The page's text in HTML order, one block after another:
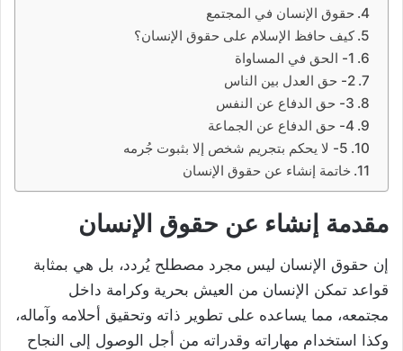
حقوق الإنسان في المجتمع
كيف حافظ الإسلام على حقوق الإنسان؟
1- الحق في المساواة
2- حق العدل بين الناس
3- حق الدفاع عن النفس
4- حق الدفاع عن الجماعة
5- لا يحكم بتجريم شخص إلا بثبوت جُرمه
خاتمة إنشاء عن حقوق الإنسان
مقدمة إنشاء عن حقوق الإنسان
إن حقوق الإنسان ليس مجرد مصطلح يُردد، بل هي بمثابة
قواعد تمكن الإنسان من العيش بحرية وكرامة داخل
مجتمعه، مما يساعده على تطوير ذاته وتحقيق أحلامه وآماله،
وكذا استخدام مهاراته وقدراته من أجل الوصول إلى النجاح